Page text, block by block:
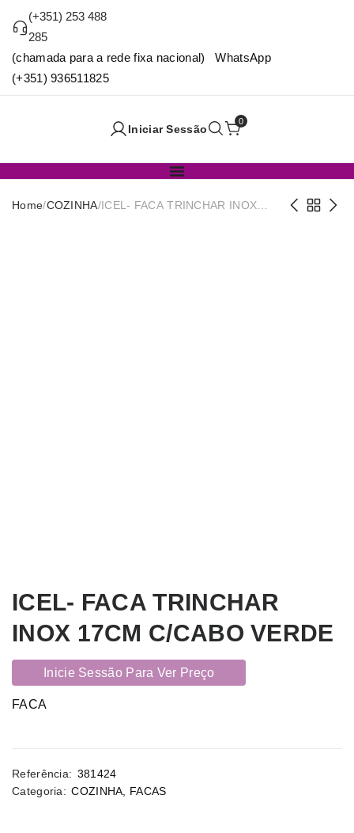
(+351) 253 488
285
(chamada para a rede fixa nacional) WhatsApp
(+351) 936511825
Iniciar Sessão
0
Home/COZINHA/ICEL- FACA TRINCHAR INOX
ICEL- FACA TRINCHAR
INOX 17CM C/CABO VERDE
Inicie Sessão Para Ver Preço
FACA
Referência: 381424
Categoria: COZINHA FACAS